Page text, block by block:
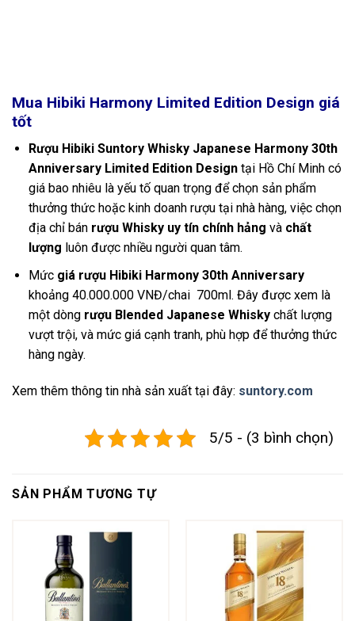
Mua Hibiki Harmony Limited Edition Design giá
tốt
Rượu Hibiki Suntory Whisky Japanese Harmony 30th
Anniversary Limited Edition Design tại Hồ Chí Minh có
giá bao nhiêu là yếu tố quan trọng để chọn sản phẩm
thưởng thức hoặc kinh doanh rượu tại nhà hàng, việc chọn
địa chỉ bán rượu Whisky uy tín chính hảng và chất
lượng luôn được nhiều người quan tâm.
Mức giá rượu Hibiki Harmony 30th Anniversary
khoảng 40.000.000 VNĐ/chai 700ml. Đây được xem là
một dòng rượu Blended Japanese Whiskychất lượng
vượt trội, và mức giá cạnh tranh, phù hợp để thưởng thức
hàng ngày.
Xem thêm thông tin nhà sản xuất tại đây: suntory.com
5/5 - (3 bình chọn)
SẢN PHẨM TƯƠNG TỰ